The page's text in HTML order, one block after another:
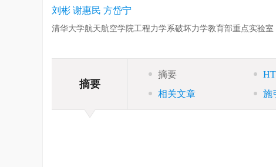
刘彬 谢惠民 方岱宁
清华大学航天航空学院工程力学系破坏力学教育部重点实验室
摘要
摘要
相关文章
施